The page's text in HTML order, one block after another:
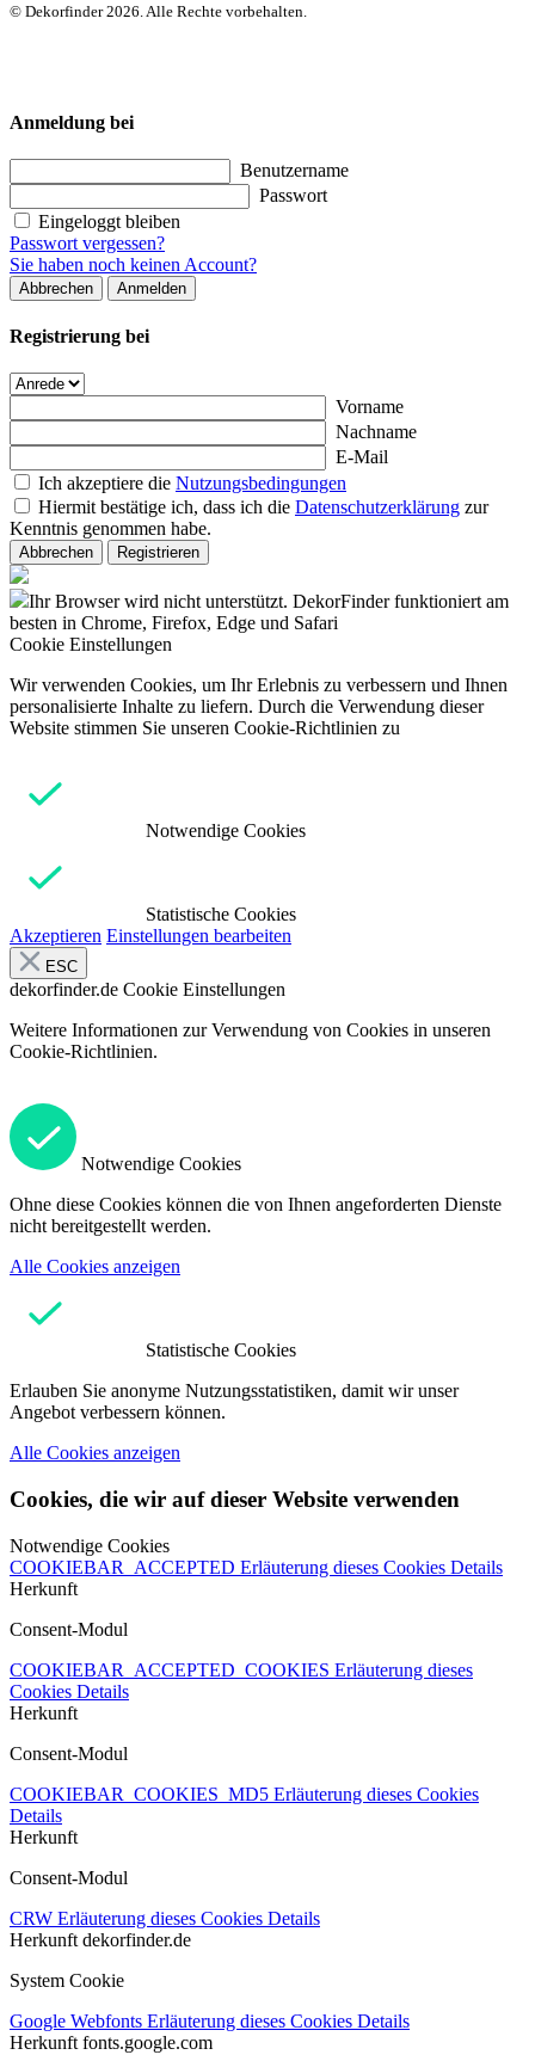
© Dekorfinder 2026. Alle Rechte vorbehalten.
Anmeldung bei
Benutzername
Passwort
Eingeloggt bleiben
Passwort vergessen?
Sie haben noch keinen Account?
Abbrechen Anmelden
Registrierung bei
Vorname
Nachname
E-Mail
Ich akzeptiere die Nutzungsbedingungen
Hiermit bestätige ich, dass ich die Datenschutzerklärung zur
Kenntnis genommen habe.
Abbrechen Registrieren
Ihr Browser wird nicht unterstützt. DekorFinder funktioniert am
besten in Chrome, Firefox, Edge und Safari
Cookie Einstellungen
Wir verwenden Cookies, um Ihr Erlebnis zu verbessern und Ihnen
personalisierte Inhalte zu liefern. Durch die Verwendung dieser
Website stimmen Sie unseren Cookie-Richtlinien zu
Notwendige Cookies
Statistische Cookies
Akzeptieren Einstellungen bearbeiten
ESC
dekorfinder.de Cookie Einstellungen
Weitere Informationen zur Verwendung von Cookies in unseren
Cookie-Richtlinien.
Notwendige Cookies
Ohne diese Cookies können die von Ihnen angeforderten Dienste
nicht bereitgestellt werden.
Alle Cookies anzeigen
Statistische Cookies
Erlauben Sie anonyme Nutzungsstatistiken, damit wir unser
Angebot verbessern können.
Alle Cookies anzeigen
Cookies, die wir auf dieser Website verwenden
Notwendige Cookies
COOKIEBAR_ACCEPTED Erläuterung dieses Cookies Details
Herkunft
Consent-Modul
COOKIEBAR_ACCEPTED_COOKIES Erläuterung dieses
Cookies Details
Herkunft
Consent-Modul
COOKIEBAR_COOKIES_MD5 Erläuterung dieses Cookies
Details
Herkunft
Consent-Modul
CRW Erläuterung dieses Cookies Details
Herkunft dekorfinder.de
System Cookie
Google Webfonts Erläuterung dieses Cookies Details
Herkunft fonts.google.com